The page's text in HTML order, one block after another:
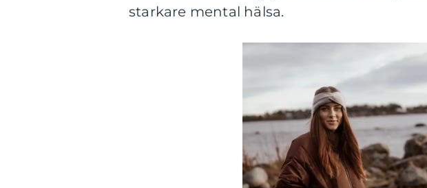
starkare mental hälsa.